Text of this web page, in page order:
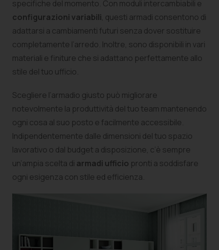
specifiche del momento. Con moduli intercambiabili e
configurazioni variabili, questi armadi consentono di
adattarsi a cambiamenti futuri senza dover sostituire
completamente l’arredo. Inoltre, sono disponibili in vari
materiali e finiture che si adattano perfettamente allo
stile del tuo ufficio.
Scegliere l’armadio giusto può migliorare
notevolmente la produttività del tuo team mantenendo
ogni cosa al suo posto e facilmente accessibile.
Indipendentemente dalle dimensioni del tuo spazio
lavorativo o dal budget a disposizione, c’è sempre
un’ampia scelta di armadi ufficio pronti a soddisfare
ogni esigenza con stile ed efficienza.